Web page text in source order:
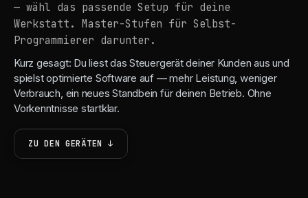
— wähl das passende Setup für deine
Werkstatt. Master-Stufen für Selbst-
Programmierer darunter.
Kurz gesagt: Du liest das Steuergerät deiner Kunden aus und
spielst optimierte Software auf — mehr Leistung, weniger
Verbrauch, ein neues Standbein für deinen Betrieb. Ohne
Vorkenntnisse startklar.
ZU DEN GERÄTEN ↓